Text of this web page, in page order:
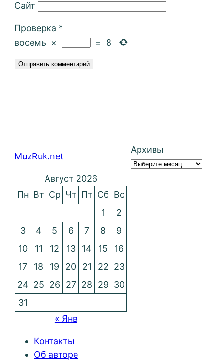
Сайт
Проверка *
восемь
× = 8
MuzRuk.net
Архивы
Август 2026
Пн Вт Ср Чт Пт Сб Вс
1
2
3
4 5 6 7 8
9
10
11 12 13 14 15
16
17
18 19 20 21 22
23
24 25 26 27 28 29
30
31
« Янв
Контакты
Об авторе